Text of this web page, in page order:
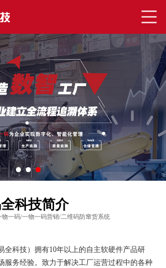
科技简介
一码/一物一码营销/二维码防窜货系统
全科技）拥有10年以上的自主软硬件产品研
服务经验。致力于解决工厂运营过程中的各种